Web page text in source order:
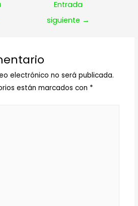
Entrada
siguiente →
electrónico no será publicada.
están marcados con *